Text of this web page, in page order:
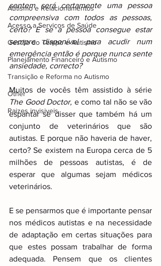
Autismo e Relacionamentos
Acesso a Serviços de Saúde
Gestão do Tempo e Autismo
Planejamento Financeiro e Autismo
Transição e Reforma no Autismo
Other
Raizes invisiveis
sentem será certamente uma pessoa
compreensiva com todos as pessoas,
certo? E se a pessoa consegue estar
sempre disponível para acudir num
emergência então é porque nunca sente
ansiedade, correcto?
The Good Doctor, e como tal não se vão
espantar se disser que também há um
conjunto de veterinários que são
autistas. E porque não haveria de haver,
certo? Se existem na Europa cerca de 5
milhões de pessoas autistas, é de
esperar que algumas sejam médicos
veterinários.
E se pensarmos que é importante pensar
nos médicos autistas e na necessidade
de adaptação em certas situações para
que estes possam trabalhar de forma
adequada. Pensem que os clientes